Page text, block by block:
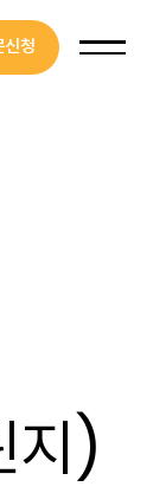
신청
지)